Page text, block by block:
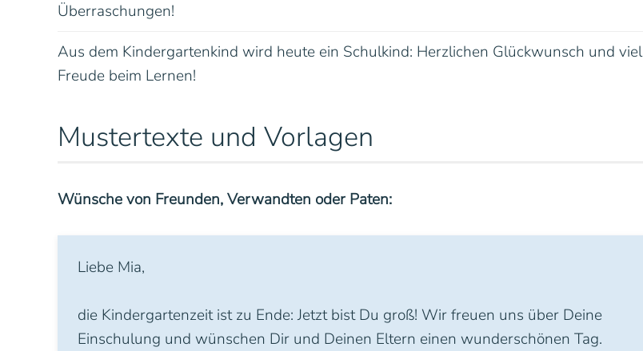
Überraschungen!
Aus dem Kindergartenkind wird heute ein Schulkind: Herzlichen Glückwunsch und viel
Freude beim Lernen!
Mustertexte und Vorlagen
Wünsche von Freunden, Verwandten oder Paten:
Liebe Mia,
die Kindergartenzeit ist zu Ende: Jetzt bist Du groß! Wir freuen uns über Deine
Einschulung und wünschen Dir und Deinen Eltern einen wunderschönen Tag.